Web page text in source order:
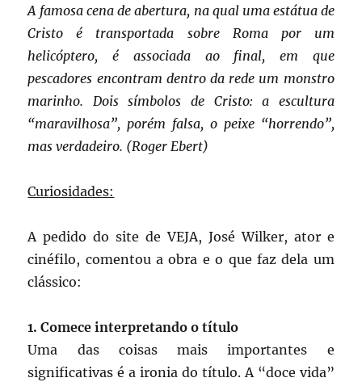
A famosa cena de abertura, na qual uma estátua de
Cristo é transportada sobre Roma por um
helicóptero, é associada ao final, em que
pescadores encontram dentro da rede um monstro
marinho. Dois símbolos de Cristo: a escultura
“maravilhosa”, porém falsa, o peixe “horrendo”,
mas verdadeiro. (Roger Ebert)
Curiosidades:
A pedido do site de VEJA, José Wilker, ator e
cinéfilo, comentou a obra e o que faz dela um
clássico:
1. Comece interpretando o título
Uma das coisas mais importantes e
significativas é a ironia do título. A “doce vida”